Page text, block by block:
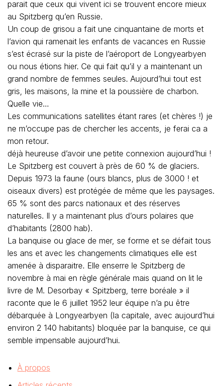
parait que ceux qui vivent ici se trouvent encore mieux
au Spitzberg qu’en Russie.
Un coup de grisou a fait une cinquantaine de morts et
l’avion qui ramenait les enfants de vacances en Russie
s’est écrasé sur la piste de l’aéroport de Longyearbyen
ou nous étions hier. Ce qui fait qu’il y a maintenant un
grand nombre de femmes seules. Aujourd’hui tout est
gris, les maisons, la mine et la poussière de charbon.
Quelle vie…
Les communications satellites étant rares (et chères !) je
ne m’occupe pas de chercher les accents, je ferai ca a
mon retour.
déjà heureuse d’avoir une petite connexion aujourd’hui !
Le Spitzberg est couvert à près de 60 % de glaciers.
Depuis 1973 la faune (ours blancs, plus de 3000 ! et
oiseaux divers) est protégée de même que les paysages.
65 % sont des parcs nationaux et des réserves
naturelles. Il y a maintenant plus d’ours polaires que
d’habitants (2800 hab).
La banquise ou glace de mer, se forme et se défait tous
les ans et avec les changements climatiques elle est
amenée à disparaitre. Elle enserre le Spitzberg de
novembre à mai en règle générale mais quand on lit le
livre de M. Desorbay « Spitzberg, terre boréale » il
raconte que le 6 juillet 1952 leur équipe n’a pu être
débarquée à Longyearbyen (la capitale, avec aujourd’hui
environ 2 140 habitants) bloquée par la banquise, ce qui
semble impensable aujourd’hui.
À propos